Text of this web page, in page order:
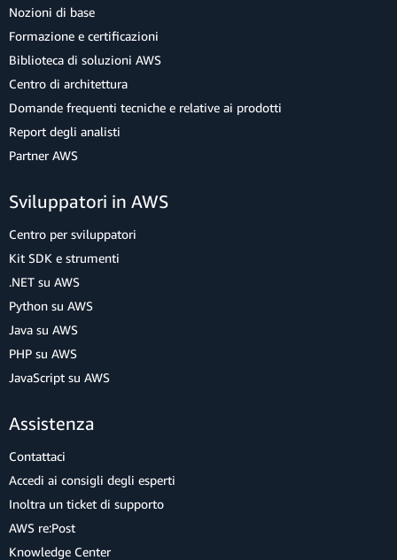
Nozioni di base
Formazione e certificazioni
Biblioteca di soluzioni AWS
Centro di architettura
Domande frequenti tecniche e relative ai prodotti
Report degli analisti
Partner AWS
Sviluppatori in AWS
Centro per sviluppatori
Kit SDK e strumenti
.NET su AWS
Python su AWS
Java su AWS
PHP su AWS
JavaScript su AWS
Assistenza
Contattaci
Accedi ai consigli degli esperti
Inoltra un ticket di supporto
AWS re:Post
Knowledge Center